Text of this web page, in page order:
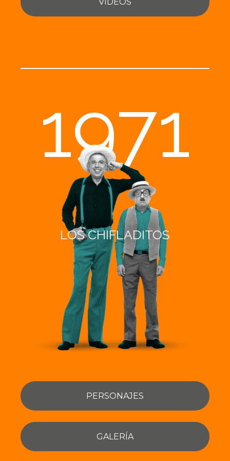
1971
LOS CHIFLADITOS
PERSONAJES
GALERÍA